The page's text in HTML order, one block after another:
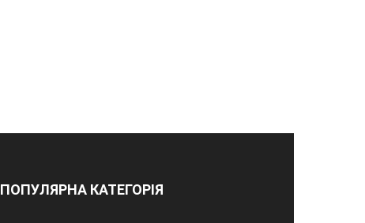
ПОПУЛЯРНА КАТЕГОРІЯ